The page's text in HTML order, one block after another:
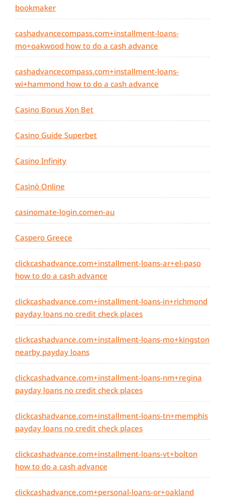
bookmaker
cashadvancecompass.com+installment-loans-
mo+oakwood how to do a cash advance
cashadvancecompass.com+installment-loans-
wi+hammond how to do a cash advance
Casino Bonus Xon Bet
Casino Guide Superbet
Casino Infinity
Casinò Online
casinomate-login.comen-au
Caspero Greece
clickcashadvance.com+installment-loans-ar+el-paso
how to do a cash advance
clickcashadvance.com+installment-loans-in+richmond
payday loans no credit check places
clickcashadvance.com+installment-loans-mo+kingston
nearby payday loans
clickcashadvance.com+installment-loans-nm+regina
payday loans no credit check places
clickcashadvance.com+installment-loans-tn+memphis
payday loans no credit check places
clickcashadvance.com+installment-loans-vt+bolton
how to do a cash advance
clickcashadvance.com+personal-loans-or+oakland